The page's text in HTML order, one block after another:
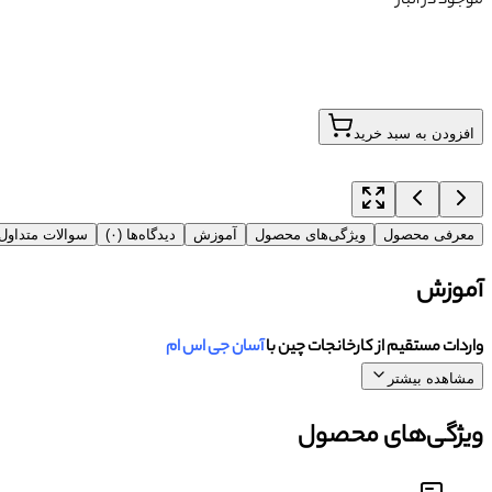
افزودن به سبد خرید
معرفی محصول ویژگی‌های محصول آموزش دیدگاه‌ها (۰) سوالات
آموزش
واردات مستقیم از کارخانجات چین باآسان جی اس ام
مشاهده بیشتر
ویژگی‌های محصول